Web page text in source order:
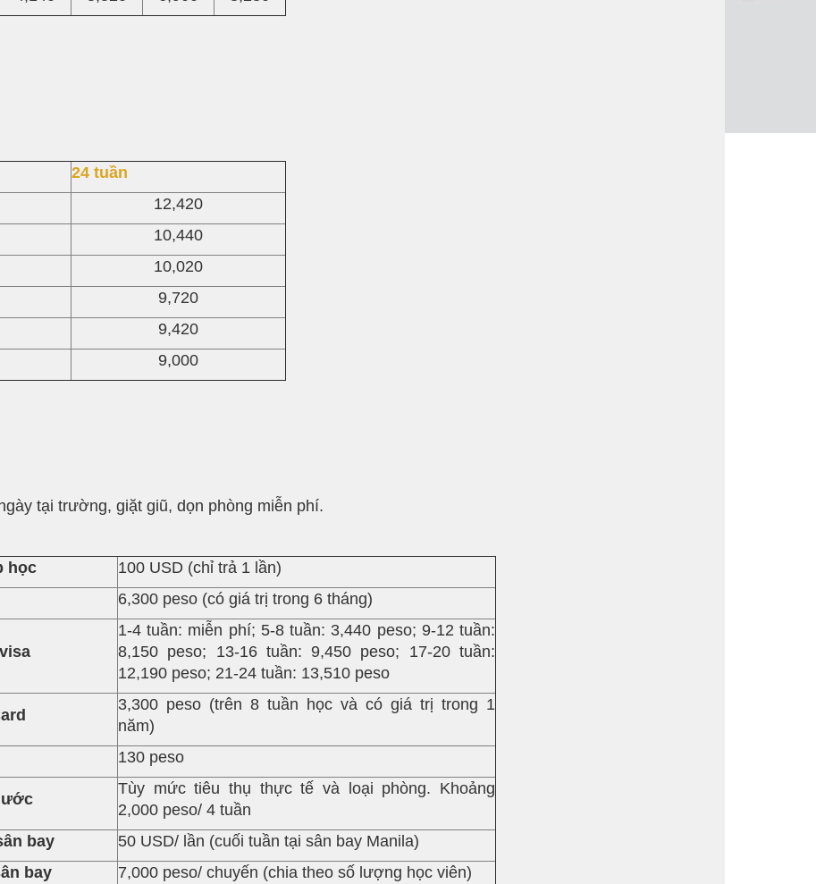
24 tuần
12,420
10,440
10,020
9,720
9,420
9,000
tại trường, giặt giũ, dọn phòng miễn phí.
học
100 USD (chỉ trả 1 lần)
6,300 peso (có giá trị trong 6 tháng)
1-4 tuần: miễn phí; 5-8 tuần: 3,440 peso; 9-12 tuần:
8,150 peso; 13-16 tuần: 9,450 peso; 17-20 tuần:
12,190 peso; 21-24 tuần: 13,510 peso
3,300 peso (trên 8 tuần học và có giá trị trong 1
năm)
130 peso
Tùy mức tiêu thụ thực tế và loại phòng. Khoảng
2,000 peso/ 4 tuần
bay
50 USD/ lần (cuối tuần tại sân bay Manila)
bay
7,000 peso/ chuyến (chia theo số lượng học viên)